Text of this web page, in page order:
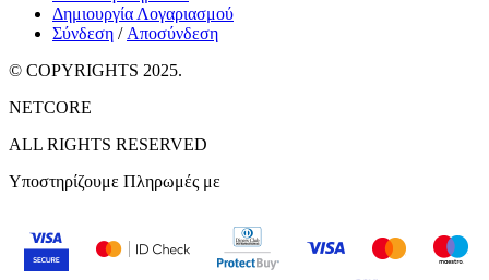
Δημιουργία Λογαριασμού
Σύνδεση / Αποσύνδεση
© COPYRIGHTS 2025.
NETCORE
ALL RIGHTS RESERVED
Υποστηρίζουμε Πληρωμές με